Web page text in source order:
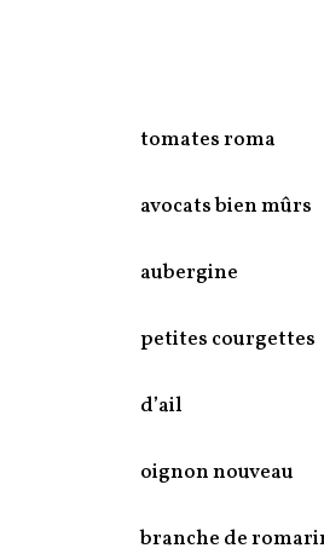
tomates roma
avocats bien mûrs
aubergine
petites courgettes
d’ail
oignon nouveau
branche de